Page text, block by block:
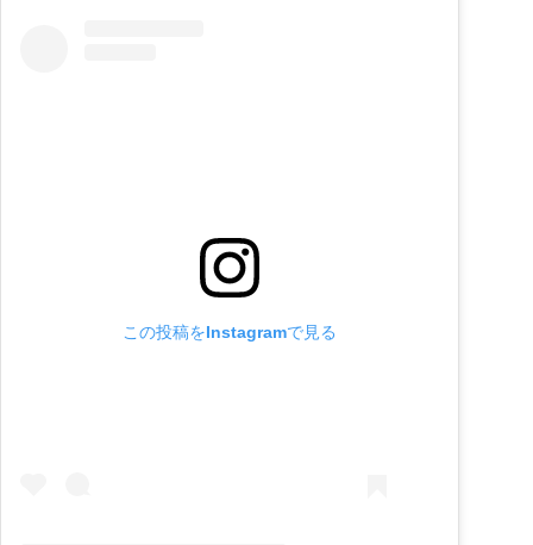
この投稿をInstagramで見る